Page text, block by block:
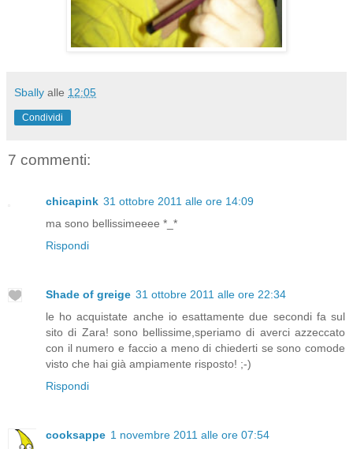
Sbally alle 12:05
Condividi
7 commenti:
chicapink 31 ottobre 2011 alle ore 14:09
ma sono bellissimeeee *_*
Rispondi
Shade of greige 31 ottobre 2011 alle ore 22:34
le ho acquistate anche io esattamente due secondi fa sul
sito di Zara! sono bellissime,speriamo di averci azzeccato
con il numero e faccio a meno di chiederti se sono comode
visto che hai già ampiamente risposto! ;-)
Rispondi
cooksappe 1 novembre 2011 alle ore 07:54